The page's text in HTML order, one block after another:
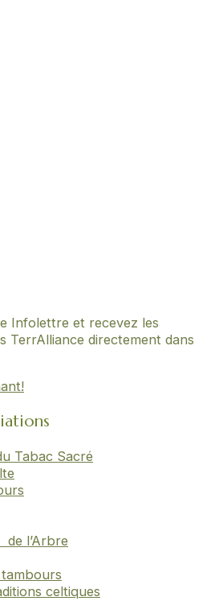
Infolettre et recevez les
TerrAlliance directement dans
Tabac Sacré
l’Arbre
celtiques